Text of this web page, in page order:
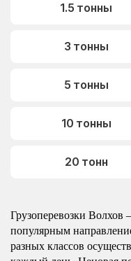
1.5 тонны
3 тонны
5 тонны
10 тонны
20 тонн
Грузоперевозки
популярным
разных классов